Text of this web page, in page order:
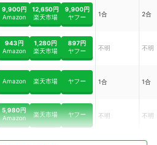
9,900円
Amazon
12,650円
楽天市場
9,900円
ヤフー
1合 2合
943円
Amazon
1,280円
楽天市場
897円
ヤフー
不明 不明
Amazon 楽天市場 ヤフー 1合 1合
5,980円
Amazon
楽天市場 ヤフー 不明 不明